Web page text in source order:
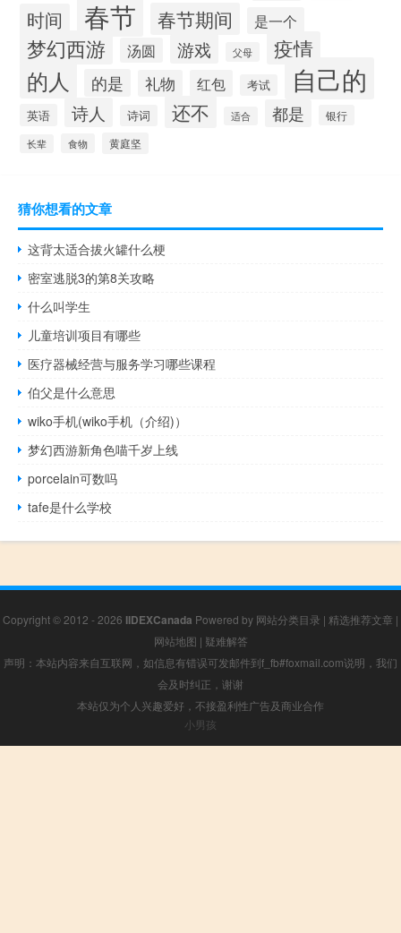
时间 春节 春节期间 是一个
梦幻西游 汤圆 游戏 父母 疫情
的人 的是 礼物 红包 考试 自己的
英语 诗人 诗词 还不 适合 都是 银行
长辈 食物 黄庭坚
猜你想看的文章
这背太适合拔火罐什么梗
密室逃脱3的第8关攻略
什么叫学生
儿童培训项目有哪些
医疗器械经营与服务学习哪些课程
伯父是什么意思
wiko手机(wiko手机（介绍)）
梦幻西游新角色喵千岁上线
porcelain可数吗
tafe是什么学校
Copyright © 2012 - 2026 IIDEXCanada Powered by 网站分类目录 | 精选推荐文章 |
网站地图 | 疑难解答
声明：本站内容来自互联网，如信息有错误可发邮件到f_fb#foxmail.com说明，我们
会及时纠正，谢谢
本站仅为个人兴趣爱好，不接盈利性广告及商业合作
小男孩